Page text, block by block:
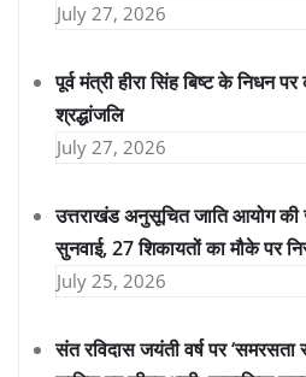
July 27, 2026
पूर्व मंत्री हीरा सिंह बिष्ट के निधन
श्रद्धांजलि
July 27, 2026
उत्तराखंड अनुसूचित जाति आयोग
सुनवाई, 27 शिकायतों का मौके पर
July 25, 2026
संत रविदास जयंती वर्ष पर ‘समरसता